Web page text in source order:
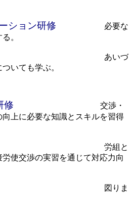
ョン研修
必要な
。
あいづ
いても学ぶ。
交渉・
上に必要な知識とスキルを習得
労組と
使交渉の実習を通じて対応力向
図りま